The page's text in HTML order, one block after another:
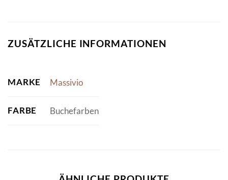
ZUSÄTZLICHE INFORMATIONEN
MARKE Massivio
FARBE Buchefarben